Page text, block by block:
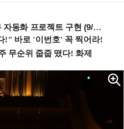
로젝트 구현 (9/16 ~17 강남역)